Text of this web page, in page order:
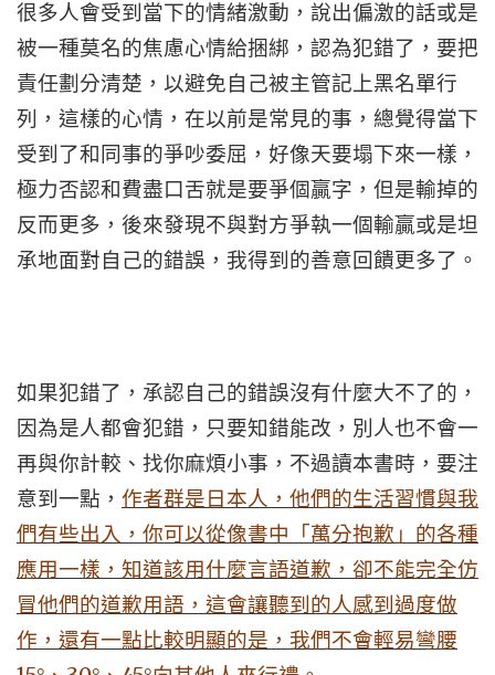
很多人會受到當下的情緒激動，說出偏激的話或是
被一種莫名的焦慮心情給捆綁，認為犯錯了，要把
責任劃分清楚，以避免自己被主管記上黑名單行
列，這樣的心情，在以前是常見的事，總覺得當下
受到了和同事的爭吵委屈，好像天要塌下來一樣，
極力否認和費盡口舌就是要爭個贏字，但是輸掉的
反而更多，後來發現不與對方爭執一個輸贏或是坦
承地面對自己的錯誤，我得到的善意回饋更多了。
如果犯錯了，承認自己的錯誤沒有什麼大不了的，
因為是人都會犯錯，只要知錯能改，別人也不會一
再與你計較、找你麻煩小事，不過讀本書時，要注
意到一點， 作者群是日本人，他們的生活習慣與我
們有些出入，你可以從像書中「萬分抱歉」的各種
應用一樣，知道該用什麼言語道歉，卻不能完全仿
冒他們的道歉用語，這會讓聽到的人感到過度做
作，還有一點比較明顯的是，我們不會輕易彎腰